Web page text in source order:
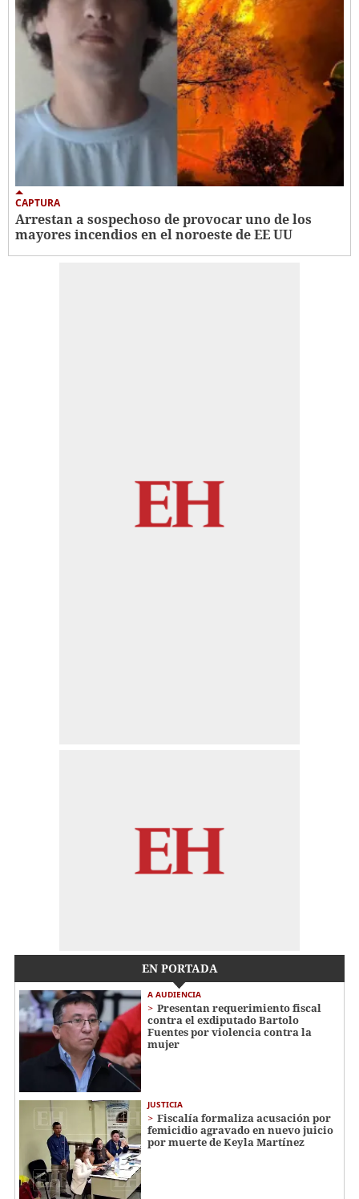
CAPTURA
Arrestan a sospechoso de provocar uno de los
mayores incendios en el noroeste de EE UU
EN PORTADA
A AUDIENCIA
Presentan requerimiento fiscal
contra el exdiputado Bartolo
Fuentes por violencia contra la
mujer
JUSTICIA
Fiscalía formaliza acusación por
femicidio agravado en nuevo juicio
por muerte de Keyla Martínez